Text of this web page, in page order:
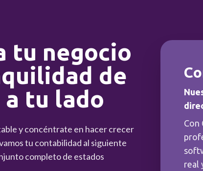
tu negocio
de
a tu lado
y concéntrate en hacer crecer
tu contabilidad al siguiente
completo de estados
Con
real